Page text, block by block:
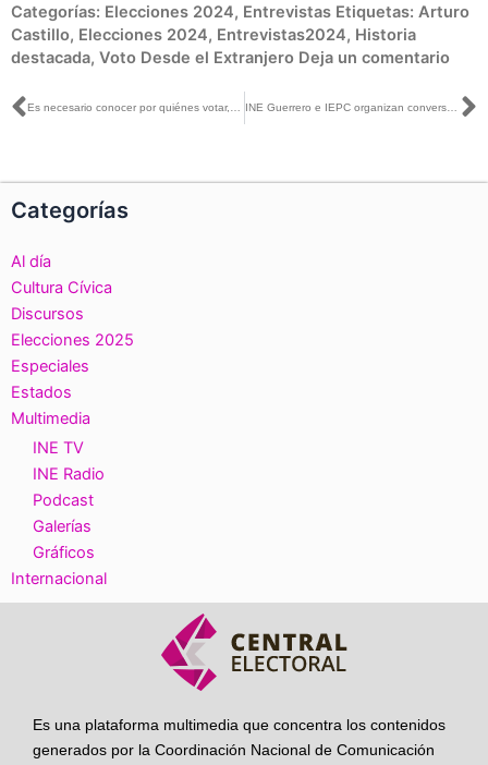
Categorías: Elecciones 2024, Entrevistas Etiquetas: Arturo
Castillo, Elecciones 2024, Entrevistas2024, Historia
destacada, Voto Desde el Extranjero Deja un comentario
Ant INE Guerrero e IEPC organizan conversatorio sobre violencia política en razón de género
Categorías
Al día
Cultura Cívica
Discursos
Elecciones 2025
Especiales
Estados
Multimedia
INE TV
INE Radio
Podcast
Galerías
Gráficos
Internacional
Es una plataforma multimedia que concentra los contenidos
generados por la Coordinación Nacional de Comunicación